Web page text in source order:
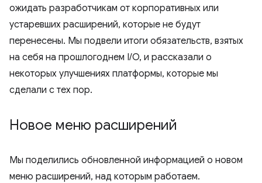
ожидать разработчикам от корпоративных или
устаревших расширений, которые не будут
перенесены. Мы подвели итоги обязательств, взятых
на себя на прошлогоднем I/O, и рассказали о
некоторых улучшениях платформы, которые мы
сделали с тех пор.
Новое меню расширений
Мы поделились обновленной информацией о новом
меню расширений, над которым работаем.